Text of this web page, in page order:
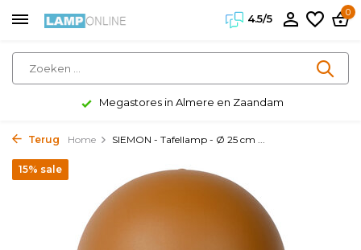
4.5/5
0
Megastores in Almere en Zaandam
Terug Home SIEMON - Tafellamp - Ø 25 cm ...
15% sale